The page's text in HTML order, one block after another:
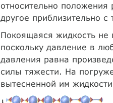
относительно
другое приблизительно с
Покоящаяся жидкость не
поскольку давление в
давления равна
силы тяжести. На
вытесненной им